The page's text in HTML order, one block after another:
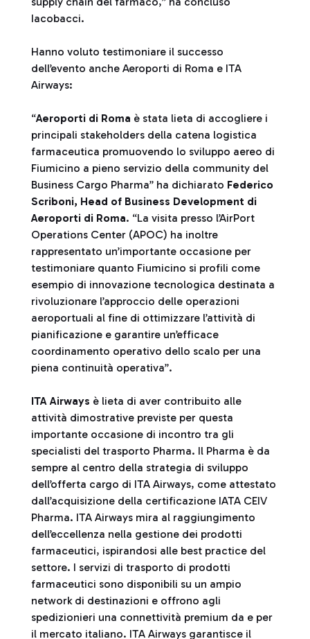
Iacobacci.
Hanno voluto testimoniare il successo
dell’evento anche Aeroporti di Roma e ITA
Airways:
“Aeroporti di Roma è stata lieta di accogliere i
principali stakeholders della catena logistica
farmaceutica promuovendo lo sviluppo aereo di
Fiumicino a pieno servizio della community del
Business Cargo Pharma” ha dichiarato Federico
Scriboni, Head of Business Development di
Aeroporti di Roma. “La visita presso l’AirPort
Operations Center (APOC) ha inoltre
rappresentato un’importante occasione per
testimoniare quanto Fiumicino si profili come
esempio di innovazione tecnologica destinata a
rivoluzionare l’approccio delle operazioni
aeroportuali al fine di ottimizzare l’attività di
pianificazione e garantire un’efficace
coordinamento operativo dello scalo per una
piena continuità operativa”.
ITA Airways è lieta di aver contribuito alle
attività dimostrative previste per questa
importante occasione di incontro tra gli
specialisti del trasporto Pharma. Il Pharma è da
sempre al centro della strategia di sviluppo
dell’offerta cargo di ITA Airways, come attestato
dall’acquisizione della certificazione IATA CEIV
Pharma. ITA Airways mira al raggiungimento
dell’eccellenza nella gestione dei prodotti
farmaceutici, ispirandosi alle best practice del
settore. I servizi di trasporto di prodotti
farmaceutici sono disponibili su un ampio
network di destinazioni e offrono agli
spedizionieri una connettività premium da e per
il mercato italiano. ITA Airways garantisce il